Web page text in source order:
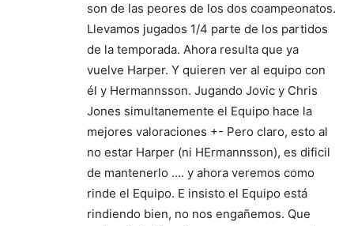
son de las peores de los dos coampeonatos.
Llevamos jugados 1/4 parte de los partidos
de la temporada. Ahora resulta que ya
vuelve Harper. Y quieren ver al equipo con
él y Hermannsson. Jugando Jovic y Chris
Jones simultanemente el Equipo hace la
mejores valoraciones +- Pero claro, esto al
no estar Harper (ni HErmannsson), es dificil
de mantenerlo …. y ahora veremos como
rinde el Equipo. E insisto el Equipo está
rindiendo bien, no nos engañemos. Que